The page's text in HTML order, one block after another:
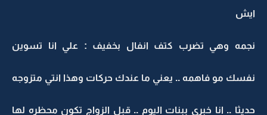
ايش
نجمه وهي تضرب كتف انفال بخفيف : علي انا تسوين
نفسك مو فاهمه .. يعني ما عندك حركات وهذا انتي متزوجه
حديثا .. انا خبري ببنات اليوم .. قبل الزواج تكون محظره لها